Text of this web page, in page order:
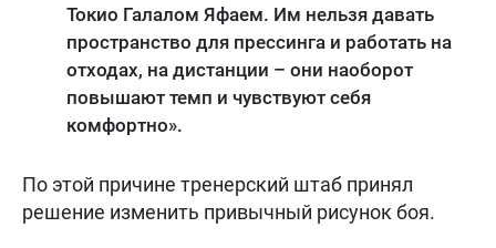
Токио Галалом Яфаем. Им нельзя давать
пространство для прессинга и работать на
отходах, на дистанции – они наоборот
повышают темп и чувствуют себя
комфортно».
По этой причине тренерский штаб принял
решение изменить привычный рисунок боя.